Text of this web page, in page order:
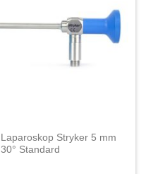
Laparoskop Stryker 5 mm
30° Standard